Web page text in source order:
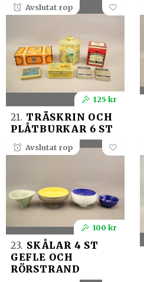
Avslutat rop
125 kr
21. TRÄSKRIN OCH
PLÅTBURKAR 6 ST
Avslutat rop
100 kr
23. SKÅLAR 4 ST
GEFLE OCH
RÖRSTRAND